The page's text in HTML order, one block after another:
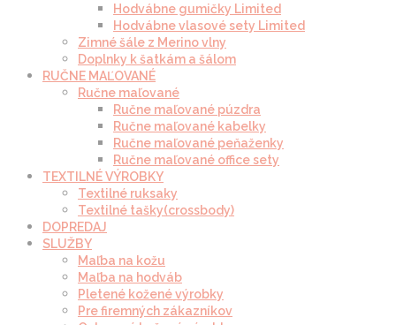
Hodvábne gumičky Limited
Hodvábne vlasové sety Limited
Zimné šále z Merino vlny
Doplnky k šatkám a šálom
RUČNE MAĽOVANÉ
Ručne maľované
Ručne maľované púzdra
Ručne maľované kabelky
Ručne maľované peňaženky
Ručne maľované office sety
TEXTILNÉ VÝROBKY
Textilné ruksaky
Textilné tašky(crossbody)
DOPREDAJ
SLUŽBY
Maľba na kožu
Maľba na hodváb
Pletené kožené výrobky
Pre firemných zákazníkov